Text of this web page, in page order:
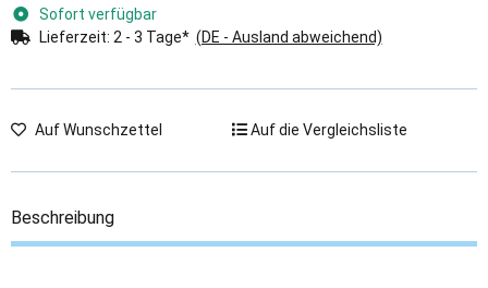
Sofort verfügbar
Lieferzeit: 2 - 3 Tage* (DE - Ausland abweichend)
Auf Wunschzettel Auf die Vergleichsliste
Beschreibung